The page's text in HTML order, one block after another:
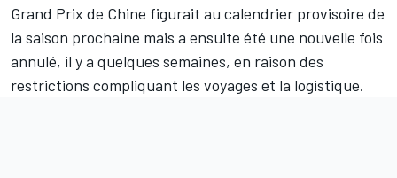
Grand Prix de Chine figurait au calendrier provisoire de
la saison prochaine mais a ensuite été une nouvelle fois
annulé, il y a quelques semaines, en raison des
restrictions compliquant les voyages et la logistique.